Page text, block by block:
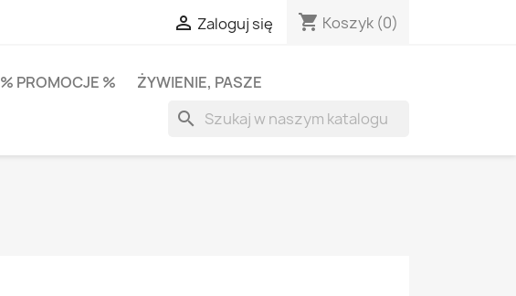
 Zaloguj się shopping_cart Koszyk (0)
% PROMOCJE % ŻYWIENIE, PASZE
search